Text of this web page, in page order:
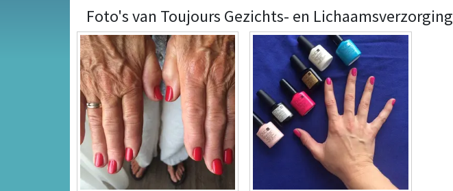
Foto's van Toujours Gezichts- en Lichaamsverzorging